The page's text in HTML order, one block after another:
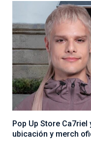
Pop Up Store
ubicación y merch